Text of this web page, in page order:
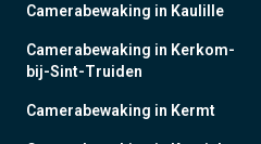
Camerabewaking in Kaulille
Camerabewaking in Kerkom-
bij-Sint-Truiden
Camerabewaking in Kermt